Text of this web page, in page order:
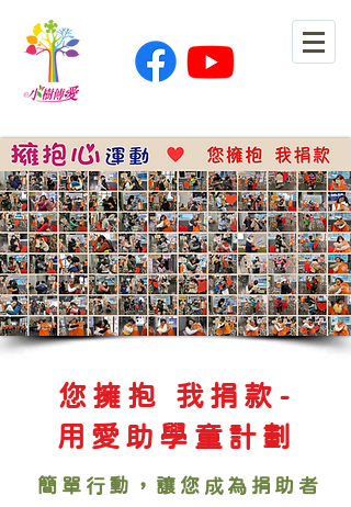
您擁抱 我捐款-
用愛助學童計劃
簡單行動，讓您成為捐助者